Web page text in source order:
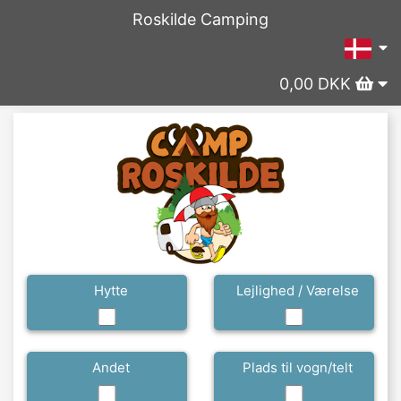
Roskilde Camping
0,00 DKK
Hytte Lejlighed / Værelse
Andet Plads til vogn/telt